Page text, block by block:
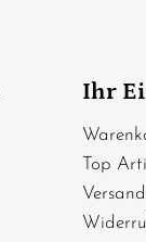
Ihr
Top